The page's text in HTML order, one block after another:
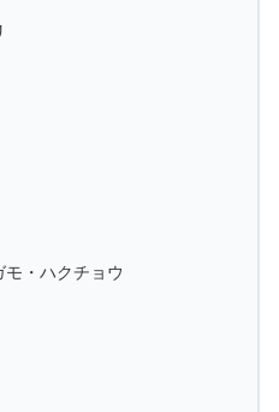
・ハクチョウ